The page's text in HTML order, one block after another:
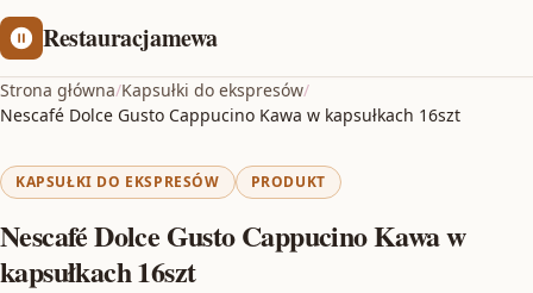
Restauracjamewa
Strona główna/Kapsułki do ekspresów/
Nescafé Dolce Gusto Cappucino Kawa w kapsułkach 16szt
KAPSUŁKI DO EKSPRESÓW PRODUKT
Nescafé Dolce Gusto Cappucino Kawa w
kapsułkach 16szt